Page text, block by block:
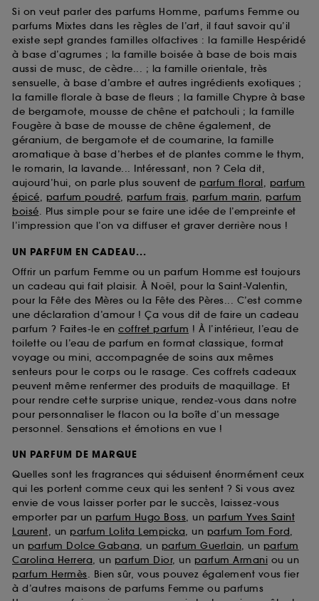
Si on veut parler des parfums Homme, parfums Femme ou
parfums Mixtes dans les règles de l’art, il faut savoir qu’il
existe sept grandes familles olfactives : la famille Hespéridé
à base d’agrumes ; la famille boisée à base de bois mais
aussi de musc, de cèdre... ; la famille orientale, très
sensuelle, à base d’ambre et autres ingrédients exotiques ;
la famille florale à base de fleurs ; la famille Chypre à base
de bergamote, mousse de chêne et patchouli ; la famille
Fougère à base de mousse de chêne également, de
géranium, de bergamote et de coumarine, la famille
aromatique à base d’herbes et de plantes comme le thym,
le romarin, la lavande... Intéressant, non ? Cela dit,
aujourd’hui, on parle plus souvent de parfum floral, parfum
épicé, parfum poudré, parfum frais, parfum marin, parfum
boisé. Plus simple pour se faire une idée de l’empreinte et
l’impression que l’on va diffuser et graver derrière nous !
UN PARFUM EN CADEAU...
Offrir un parfum Femme ou un parfum Homme est toujours
un cadeau qui fait plaisir. À Noël, pour la Saint-Valentin,
pour la Fête des Mères ou la Fête des Pères... C’est comme
une déclaration d’amour ! Ça vous dit de faire un cadeau
parfum ? Faites-le en coffret parfum ! À l’intérieur, l’eau de
toilette ou l’eau de parfum en format classique, format
voyage ou mini, accompagnée de soins aux mêmes
senteurs pour le corps ou le rasage. Ces coffrets cadeaux
peuvent même renfermer des produits de maquillage. Et
pour rendre cette surprise unique, rendez-vous dans notre
pour personnaliser le flacon ou la boîte d’un message
personnel. Sensations et émotions en vue !
UN PARFUM DE MARQUE
Quelles sont les fragrances qui séduisent énormément ceux
qui les portent comme ceux qui les sentent ? Si vous avez
envie de vous laisser porter par le succès, laissez-vous
emporter par un parfum Hugo Boss, un parfum Yves Saint
Laurent, un parfum Lolita Lempicka, un parfum Tom Ford,
un parfum Dolce Gabana, un parfum Guerlain, un parfum
Carolina Herrera, un parfum Dior, un parfum Armani ou un
parfum Hermès. Bien sûr, vous pouvez également vous fier
à d’autres maisons de parfums Femme ou parfums